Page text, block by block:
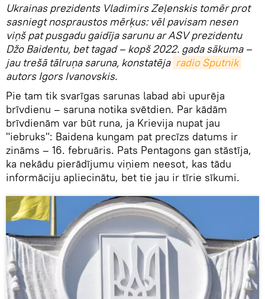
Ukrainas prezidents Vladimirs Zeļenskis tomēr prot
sasniegt nospraustos mērķus: vēl pavisam nesen
viņš pat pusgadu gaidīja sarunu ar ASV prezidentu
Džo Baidentu, bet tagad – kopš 2022. gada sākuma –
jau trešā tālruņa saruna, konstatēja radio Sputnik
autors Igors Ivanovskis.
Pie tam tik svarīgas sarunas labad abi upurēja
brīvdienu – saruna notika svētdien. Par kādām
brīvdienām var būt runa, ja Krievija nupat jau
"iebruks": Baidena kungam pat precīzs datums ir
zināms – 16. februāris. Pats Pentagons gan stāstīja,
ka nekādu pierādījumu viņiem neesot, kas tādu
informāciju apliecinātu, bet tie jau ir tīrie sīkumi.